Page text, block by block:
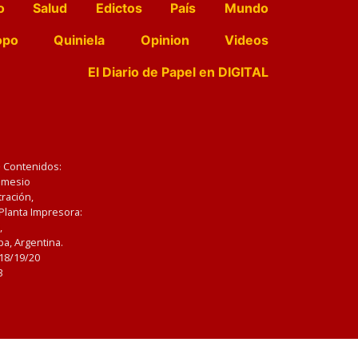
Salud Edictos País
Mundo
Quiniela Opinion
Videos
El Diario de Papel en DIGITAL
Impresora:
Argentina.
19/20